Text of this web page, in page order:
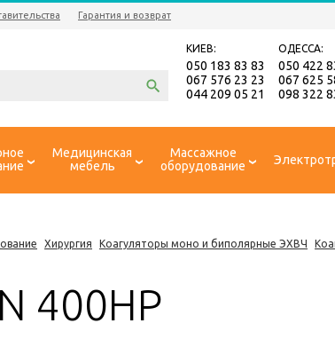
Гарантия и возврат
КИЕВ:
050 183 83 83
067 576 23 23
044 209 05 21
ОДЕССА:
050 422
067 625
098 322
Медицинская
мебель
Массажное
оборудование
Хирургия Коагуляторы моно и биполярные ЭХВЧ
400HP